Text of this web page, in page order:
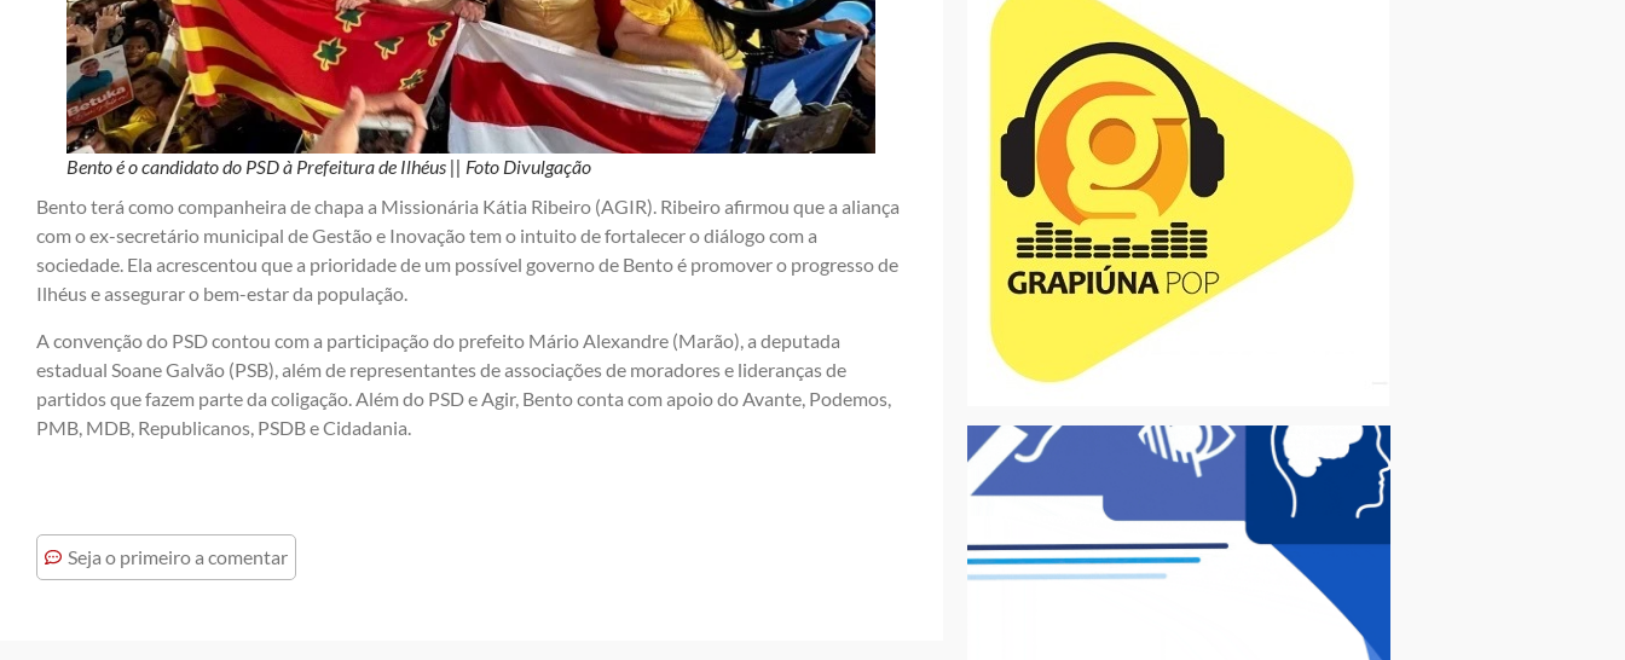
Bento é o candidato do PSD à Prefeitura de Ilhéus || Foto Divulgação
Bento terá como companheira de chapa a Missionária Kátia Ribeiro (AGIR). Ribeiro afirmou que a aliança
com o ex-secretário municipal de Gestão e Inovação tem o intuito de fortalecer o diálogo com a
sociedade. Ela acrescentou que a prioridade de um possível governo de Bento é promover o progresso de
Ilhéus e assegurar o bem-estar da população.
A convenção do PSD contou com a participação do prefeito Mário Alexandre (Marão), a deputada
estadual Soane Galvão (PSB), além de representantes de associações de moradores e lideranças de
partidos que fazem parte da coligação. Além do PSD e Agir, Bento conta com apoio do Avante, Podemos,
PMB, MDB, Republicanos, PSDB e Cidadania.
Seja o primeiro a comentar